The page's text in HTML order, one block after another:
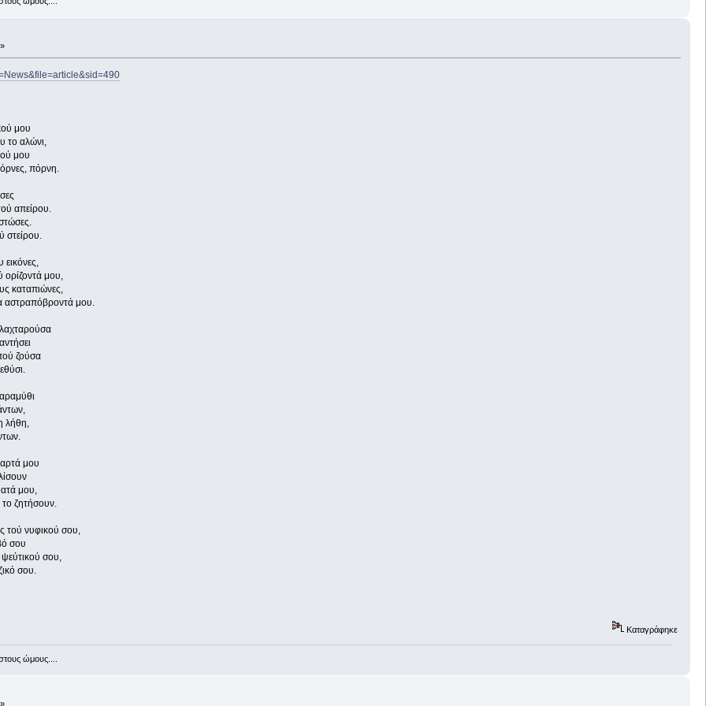
μου
το αλώνι,
μου
πόρνη.
απείρου.
στείρου.
εικόνες,
μου,
καταπιώνες,
αστραπόβροντά μου.
λαχταρούσα
ζούσα
λήθη,
μου
μου,
το ζητήσουν.
τού νυφικού σου,
σου
ψεύτικού σου,
σου.
Καταγράφηκε
ώμους....